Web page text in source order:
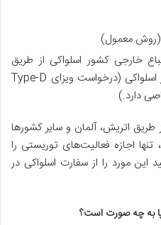
(روش معمول)
خارجی کشور اسلواکی از طریق
دریافت ویزای Type-D کشور اسلواکی (درخواست ویزای Type-D
دارد.)
اتریش، آلمان و سایر کشورها
اجازه فعالیت‌های توریستی را
این مورد را از سفارت اسلواکی در
به چه صورت است؟